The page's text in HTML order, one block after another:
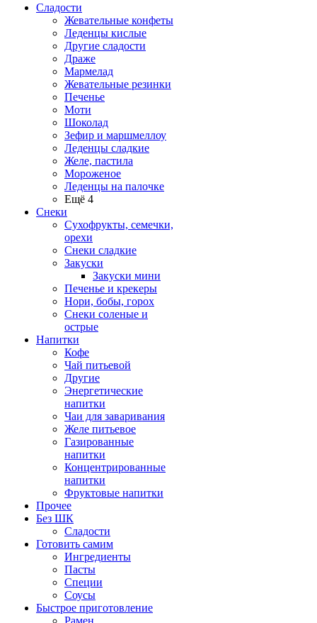
Сладости
Жевательные конфеты
Леденцы кислые
Другие сладости
Драже
Мармелад
Жевательные резинки
Печенье
Моти
Шоколад
Зефир и маршмеллоу
Леденцы сладкие
Желе, пастила
Мороженое
Леденцы на палочке
Ещё 4
Снеки
Сухофрукты, семечки,
орехи
Снеки сладкие
Закуски
Закуски мини
Печенье и крекеры
Нори, бобы, горох
Снеки соленые и
острые
Напитки
Кофе
Чай питьевой
Другие
Энергетические
напитки
Чаи для заваривания
Желе питьевое
Газированные
напитки
Концентрированные
напитки
Фруктовые напитки
Прочее
Без ШК
Сладости
Готовить самим
Ингредиенты
Пасты
Специи
Соусы
Быстрое приготовление
Рамен